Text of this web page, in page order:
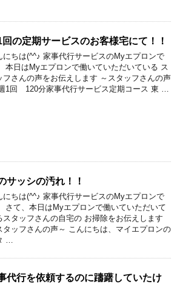
回の定期サービスのお客様宅にて！！
にちは(^^♪ 家事代行サービスのMyエプロンで
本日はMyエプロンで働いていただいている ス
フさんの声をお伝えします ～スタッフさんの声
1回 120分家事代行サービス定期コース 東 …
サッシの汚れ！！
にちは(^^♪ 家事代行サービスのMyエプロンで
さて、本日はMyエプロンで働いていただいて
スタッフさんの自宅の お掃除をお伝えします
タッフさんの声～ こんにちは、マイエプロンの
…
代行を依頼するのに躊躇していたけ